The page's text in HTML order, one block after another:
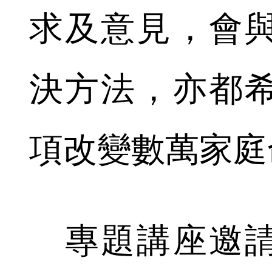
求及意見，會
決方法，亦都
項改變數萬家
專題講座邀